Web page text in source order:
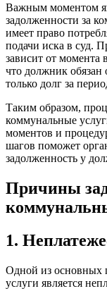
Важным моментом
задолженности за
имеет право
подачи иска в суд.
зависит от момента
что должник обязан
только долг за
Таким образом,
коммунальные
моментов и
шагов поможет
задолженность у
Причины
1.
Одной из основных
услуги является